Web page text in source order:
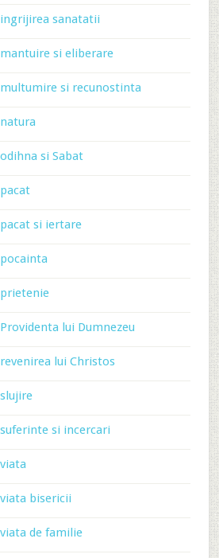
sanatatii
si eliberare
si recunostinta
si Sabat
si iertare
lui Dumnezeu
lui Christos
si incercari
bisericii
de familie